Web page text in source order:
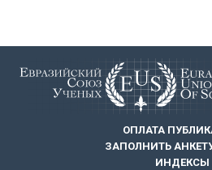
ОПЛАТА
ЗАПОЛНИТЬ
ИНДЕКСЫ